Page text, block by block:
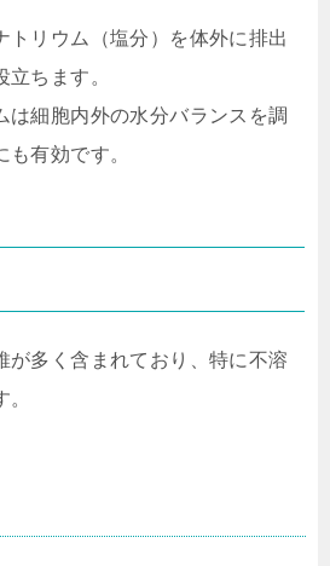
トリウム（塩分）を体外に排出
ちます。
は細胞内外の水分バランスを調
有効です。
が多く含まれており、特に不溶